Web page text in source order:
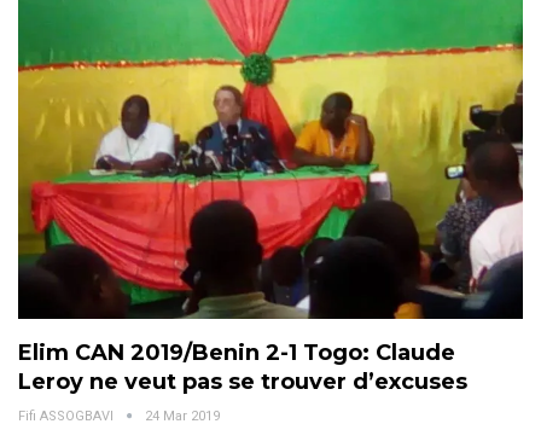
Elim CAN 2019/Benin 2-1 Togo: Claude
Leroy ne veut pas se trouver d’excuses
Fifi ASSOGBAVI 24 Mar 2019